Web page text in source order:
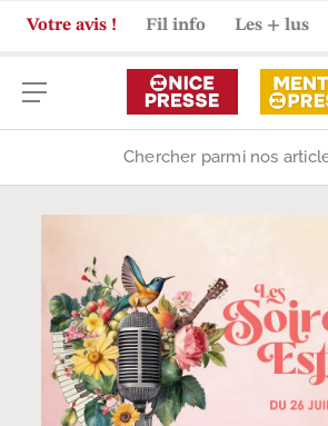
Votre avis ! Fil info Les + lus